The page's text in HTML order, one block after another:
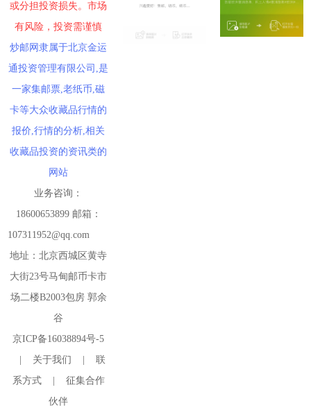
或分担投资损失。市场
有风险，投资需谨慎
炒邮网隶属于北京金运
通投资管理有限公司,是
一家集邮票,老纸币,磁
卡等大众收藏品行情的
报价,行情的分析,相关
收藏品投资的资讯类的
网站
业务咨询：
18600653899 邮箱：
107311952@qq.com
地址：北京西城区黄寺
大街23号马甸邮币卡市
场二楼B2003包房 郭余
谷
京ICP备16038894号-5
关于我们
联
系方式
征集合作
伙伴